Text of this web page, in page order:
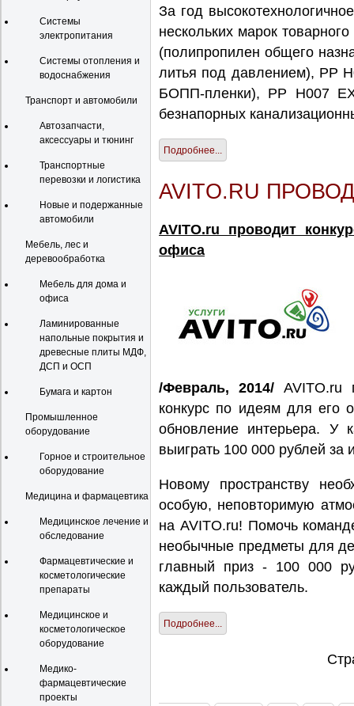
Системы
электропитания
Системы отопления и
водоснабжения
Транспорт и автомобили
Автозапчасти,
аксессуары и тюнинг
Транспортные
перевозки и логистика
Новые и подержанные
автомобили
Мебель, лес и
деревообработка
Мебель для дома и
офиса
Ламинированные
напольные покрытия и
древесные плиты МДФ,
ДСП и ОСП
Бумага и картон
Промышленное
оборудование
Горное и строительное
оборудование
Медицина и фармацевтика
Медицинское лечение и
обследование
Фармацевтические и
косметологические
препараты
Медицинское и
косметологическое
оборудование
Медико-
фармацевтические
проекты
За год
нескольких марок
(полипропилен общего
литья под давлением), PP
БОПП-пленки), PP H007
безнапорных
Подробнее...
AVITO.RU
AVITO.ru проводит
офиса
/Февраль, 2014/AVITO.ru
конкурс по идеям для его
обновление интерьера. У
выиграть 100 000 рублей
Новому пространству
особую, неповторимую
на AVITO.ru! Помочь
необычные предметы для
главный приз - 100 000
каждый пользователь.
Подробнее...